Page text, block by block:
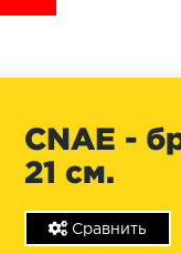
CNAE -
21 см.
Сравнить